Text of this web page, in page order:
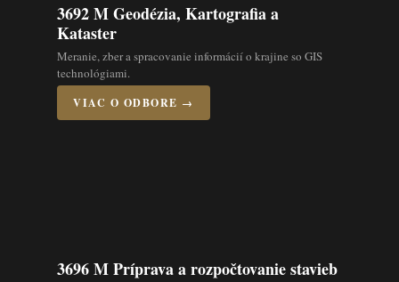
3692 M Geodézia, Kartografia a
Kataster
Meranie, zber a spracovanie informácií o krajine so GIS
technológiami.
VIAC O ODBORE →
3696 M Príprava a rozpočtovanie stavieb